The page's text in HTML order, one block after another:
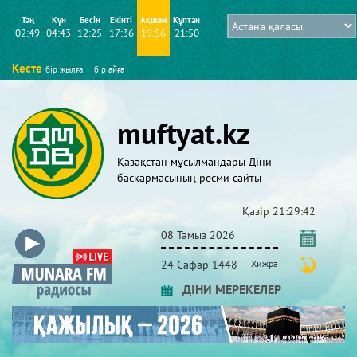
Таң
02:49
Күн
04:43
Бесін
12:25
Екінті
17:36
Ақшам
19:56
Құптан
21:50
Кесте бір жылға бір айға
muftyat.kz
Қазақстан мұсылмандары Діни
басқармасының ресми сайты
Қазір 21:29:42
08 Тамыз 2026
24 Сафар 1448 Хижра
ДІНИ МЕРЕКЕЛЕР